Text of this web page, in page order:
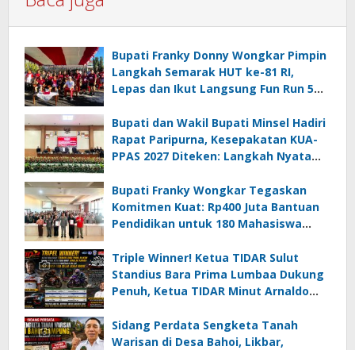
Bupati Franky Donny Wongkar Pimpin
Langkah Semarak HUT ke-81 RI,
Lepas dan Ikut Langsung Fun Run 5
Bupati dan Wakil Bupati Minsel Hadiri
Rapat Paripurna, Kesepakatan KUA-
PPAS 2027 Diteken: Langkah Nyata
Bupati Franky Wongkar Tegaskan
Komitmen Kuat: Rp400 Juta Bantuan
Pendidikan untuk 180 Mahasiswa
Triple Winner! Ketua TIDAR Sulut
Standius Bara Prima Lumbaa Dukung
Penuh, Ketua TIDAR Minut Arnaldo
05 MC JOE Sapu Bersih Tiga Gelar
Juara Umum
Sidang Perdata Sengketa Tanah
Warisan di Desa Bahoi, Likbar,